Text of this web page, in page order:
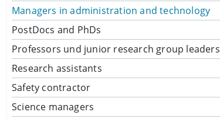
Managers in administration and technology
PostDocs and PhDs
Professors und junior research group leaders
Research assistants
Safety contractor
Science managers